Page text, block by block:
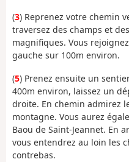
(3) Reprenez votre chemin
traversez des champs et
magnifiques. Vous
gauche sur 100m environ.
(5) Prenez ensuite un
400m environ, laissez un
droite. En chemin admirez
montagne. Vous aurez
Baou de Saint-Jeannet. En
vous entendrez au loin les
contrebas.